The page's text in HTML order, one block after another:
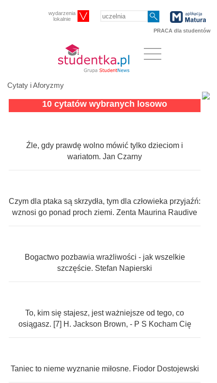
wydarzenia
lokalnie
PRACA dla studentów
Cytaty i Aforyzmy
10 cytatów wybranych losowo
Źle, gdy prawdę wolno mówić tylko dzieciom i
wariatom. Jan Czarny
Czym dla ptaka są skrzydła, tym dla człowieka przyjaźń:
wznosi go ponad proch ziemi. Zenta Maurina Raudive
Bogactwo pozbawia wrażliwości - jak wszelkie
szczęście. Stefan Napierski
To, kim się stajesz, jest ważniejsze od tego, co
osiągasz. [7] H. Jackson Brown, - P S Kocham Cię
Taniec to nieme wyznanie miłosne. Fiodor Dostojewski